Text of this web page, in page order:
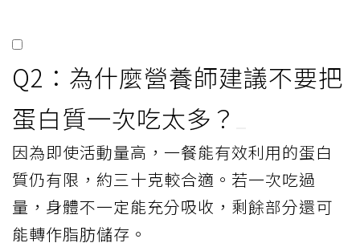
Q2：為什麼營養師建議不要把
蛋白質一次吃太多？
因為即使活動量高，一餐能有效利用的蛋白
質仍有限，約三十克較合適。若一次吃過
量，身體不一定能充分吸收，剩餘部分還可
能轉作脂肪儲存。